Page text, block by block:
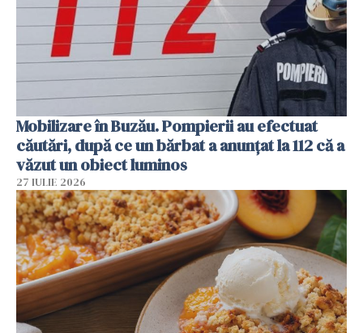
Mobilizare în Buzău. Pompierii au efectuat
căutări, după ce un bărbat a anunțat la 112 că a
văzut un obiect luminos
27 IULIE 2026